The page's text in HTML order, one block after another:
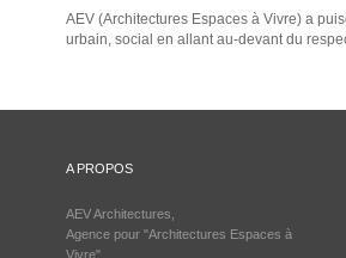
AEV (Architectures Espaces à Vivre) a
urbain, social en allant au-devant du
A PROPOS
AEV Architectures,
Agence pour "Architectures Espaces à
Vivre"